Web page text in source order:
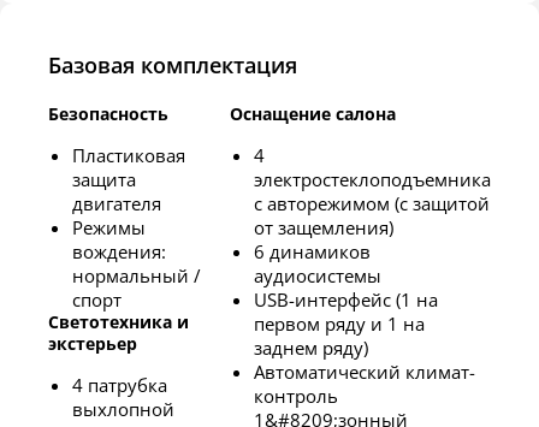
Базовая комплектация
Безопасность
Пластиковая
защита
двигателя
Режимы
вождения:
нормальный /
спорт
Светотехника и
экстерьер
4 патрубка
выхлопной
Оснащение салона
4
электростеклоподъемника
с авторежимом (с защитой
от защемления)
6 динамиков
аудиосистемы
USB-интерфейс (1 на
первом ряду и 1 на
заднем ряду)
Автоматический климат-
контроль
1&#8209;зонный